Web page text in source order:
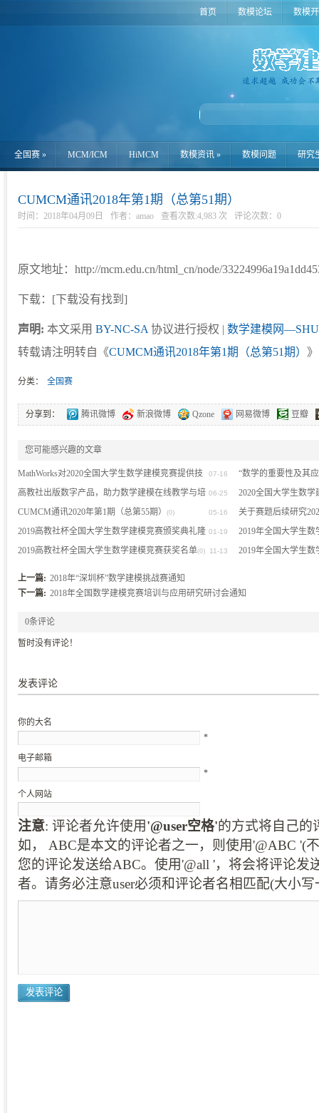
首页 数模论坛 数模
全国赛 » MCM/ICM HiMCM 数模资讯 » 数模问题 研究
CUMCM通讯2018年第1期（总第51期）
时间：2018年04月09日 作者：amao 查看次数:4,983 次 评论次数： 0
原文地址：http://mcm.edu.cn/html_cn/node/
下载：[下载没有找到]
声明: 本文采用 BY-NC-SA 协议进行授权 | 数学建模网
转载请注明转自《CUMCM通讯2018年第1期（总第51期） 》
分类： 全国赛
分享到： 腾讯微博 新浪微博 Qzone 网易微博 豆瓣
您可能感兴趣的文章
07-16
MathWorks对2020全国大学生数学建模竞赛提供技
术支持的公告(0)
“数学的重要性及其
06-25
高教社出版数字产品，助力数学建模在线教学与培
训(0)
2020全国大学生数
05-16
CUMCM通讯2020年第1期（总第55期） (0) 关于赛题后续研究
(0)
01-19
2019高教社杯全国大学生数学建模竞赛颁奖典礼隆
重举行(0)
2019年全国大学生
流会在珠海成功举行
11-13
2019高教社杯全国大学生数学建模竞赛获奖名单(0) 2019年全国大学生
上一篇: 2018年“深圳杯”数学建模挑战赛通知
下一篇: 2018年全国数学建模竞赛培训与应用研究研讨会通知
0条评论
暂时没有评论！
发表评论
你的大名
*
电子邮箱
*
个人网站
注意: 评论者允许使用'@user空格'的方式将自己的
如， ABC是本文的评论者之一，则使用'@ABC '(
您的评论发送给ABC。使用'@all '，将会将评论发
者。请务必注意user必须和评论者名相匹配(大小写